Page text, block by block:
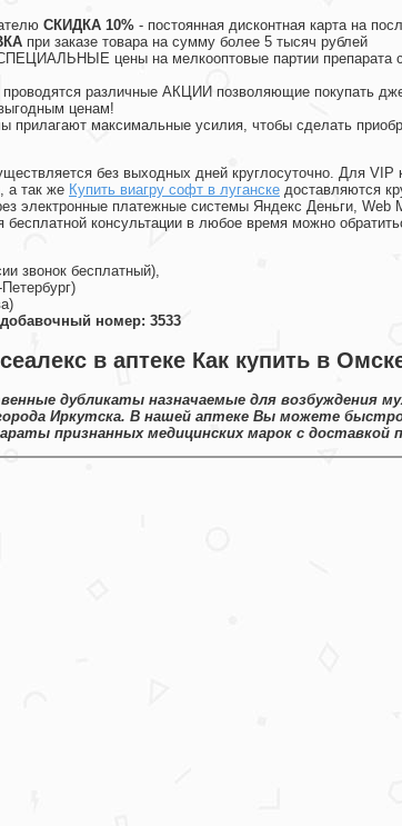
СКИДКА 10% - постоянная дисконтная карта на
при заказе товара на сумму более 5 тысяч рублей
цены на мелкооптовые партии препарата
проводятся различные АКЦИИ позволяющие покупать
ценам!
прилагают максимальные усилия, чтобы сделать
без выходных дней круглосуточно. Для VIP
а так же Купить виагру софт в луганске доставляются
электронные платежные системы Яндекс Деньги, Web
бесплатной консультации в любое время можно
звонок бесплатный),
номер: 3533
в аптеке Как купить в
дубликаты назначаемые для возбуждения
Иркутска. В нашей аптеке Вы можете
признанных медицинских марок с доставкой